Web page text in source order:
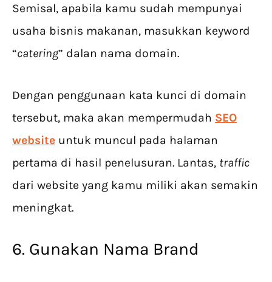
Semisal, apabila kamu sudah mempunyai
usaha bisnis makanan, masukkan keyword
“catering” dalan nama domain.
Dengan penggunaan kata kunci di domain
tersebut, maka akan mempermudah SEO
website untuk muncul pada halaman
pertama di hasil penelusuran. Lantas, traffic
dari website yang kamu miliki akan semakin
meningkat.
6. Gunakan Nama Brand